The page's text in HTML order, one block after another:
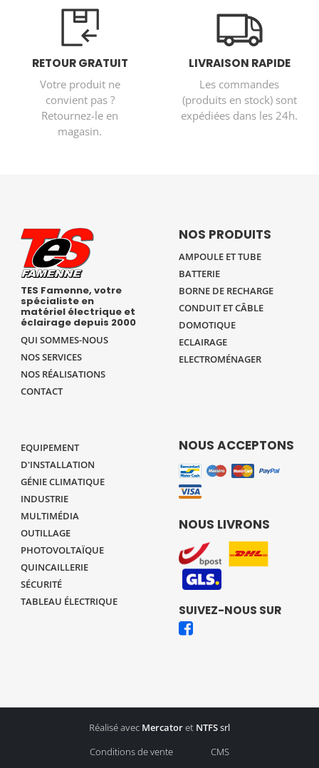
RETOUR GRATUIT
Votre produit ne
convient pas ?
Retournez-le en
magasin.
LIVRAISON RAPIDE
Les commandes
(produits en stock) sont
expédiées dans les 24h.
TES Famenne, votre
spécialiste en
matériel électrique et
éclairage depuis 2000
QUI SOMMES-NOUS
NOS SERVICES
NOS RÉALISATIONS
CONTACT
NOS PRODUITS
AMPOULE ET TUBE
BATTERIE
BORNE DE RECHARGE
CONDUIT ET CÂBLE
DOMOTIQUE
ECLAIRAGE
ELECTROMÉNAGER
EQUIPEMENT
D'INSTALLATION
GÉNIE CLIMATIQUE
INDUSTRIE
MULTIMÉDIA
OUTILLAGE
PHOTOVOLTAÏQUE
QUINCAILLERIE
SÉCURITÉ
TABLEAU ÉLECTRIQUE
NOUS ACCEPTONS
NOUS LIVRONS
SUIVEZ-NOUS SUR
Réalisé avec Mercatoret NTFSsrl
Conditions de vente
CMS